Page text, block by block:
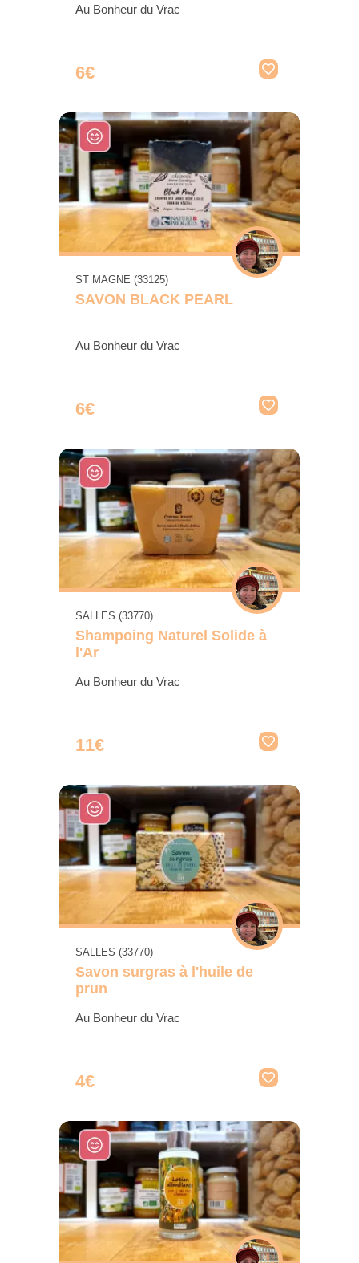
Au Bonheur du Vrac
6€
ST MAGNE (33125)
SAVON BLACK PEARL
Au Bonheur du Vrac
6€
SALLES (33770)
Shampoing Naturel Solide à
l'Ar
Au Bonheur du Vrac
11€
SALLES (33770)
Savon surgras à l'huile de
prun
Au Bonheur du Vrac
4€